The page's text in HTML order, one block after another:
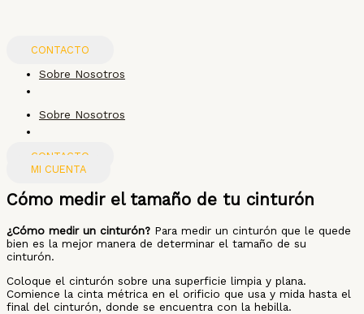
CONTACTO
Sobre Nosotros
Sobre Nosotros
CONTACTO
MI CUENTA
Cómo medir el tamaño de tu cinturón
¿Cómo medir un cinturón? Para medir un cinturón que le quede
bien es la mejor manera de determinar el tamaño de su
cinturón.
Coloque el cinturón sobre una superficie limpia y plana.
Comience la cinta métrica en el orificio que usa y mida hasta el
final del cinturón, donde se encuentra con la hebilla.